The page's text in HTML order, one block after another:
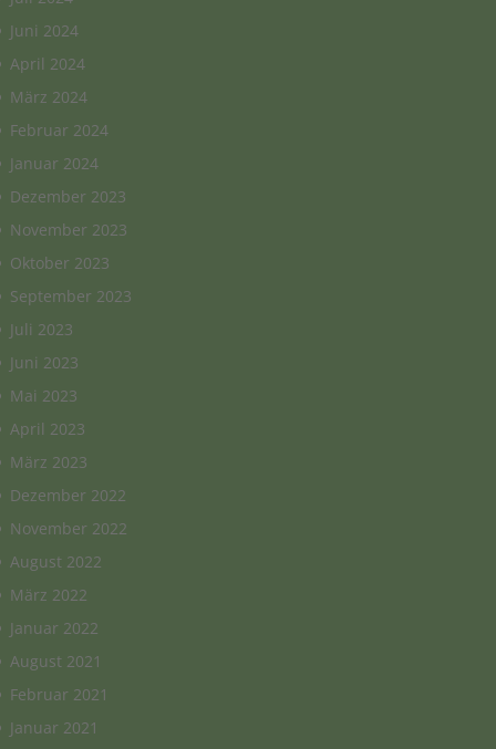
Juni 2024
April 2024
März 2024
Februar 2024
Januar 2024
Dezember 2023
November 2023
Oktober 2023
September 2023
Juli 2023
Juni 2023
Mai 2023
April 2023
März 2023
Dezember 2022
November 2022
August 2022
März 2022
Januar 2022
August 2021
Februar 2021
Januar 2021